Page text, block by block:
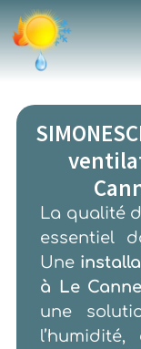
La qualité
essentiel
Une
à Le
une